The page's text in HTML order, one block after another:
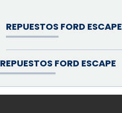
REPUESTOS FORD ESCAPE
REPUESTOS FORD ESCAPE